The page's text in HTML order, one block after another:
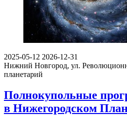
2025-05-12 2026-12-31
Нижний Новгород, ул.
планетарий
Полнокупольные
в Нижегородском